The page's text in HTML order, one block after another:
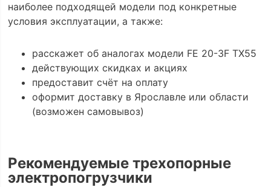
наиболее подходящей модели под конкретные
условия эксплуатации, а также:
расскажет об аналогах модели FE 20-3F TX55
действующих скидках и акциях
предоставит счёт на оплату
оформит доставку в Ярославле или области
(возможен самовывоз)
Рекомендуемые трехопорные
электропогрузчики